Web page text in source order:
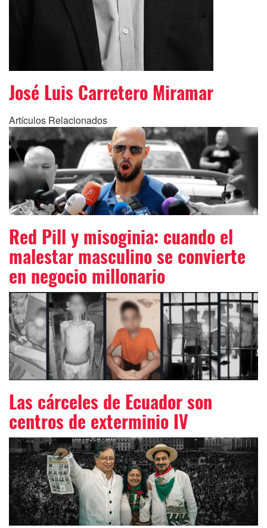
José Luis Carretero Miramar
Artículos Relacionados
Red Pill y misoginia: cuando el
malestar masculino se convierte
en negocio millonario
Las cárceles de Ecuador son
centros de exterminio IV